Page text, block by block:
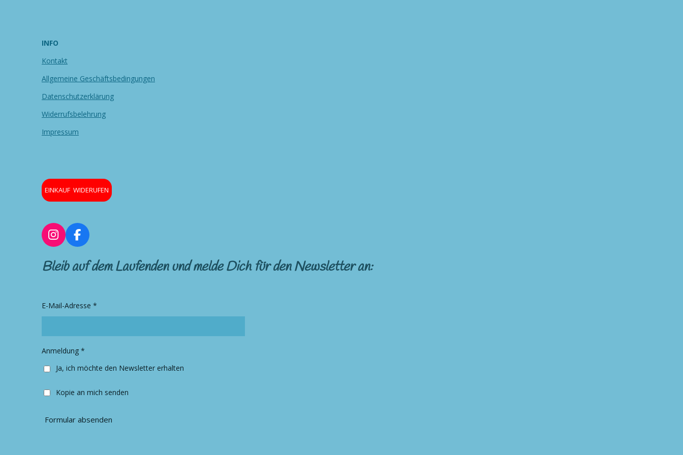
INFO
Kontakt
Allgemeine Geschäftsbedingungen
Datenschutzerklärung
Widerrufsbelehrung
Impressum
EINKAUF WIDERUFEN
I
n
s
t
r
a
F
a
c
e
o
k
Bleib auf dem Laufenden und melde Dich für den Newsletter an:
E-Mail-Adresse *
Anmeldung *
Ja, ich möchte den Newsletter erhalten
Kopie an mich senden
Formular absenden